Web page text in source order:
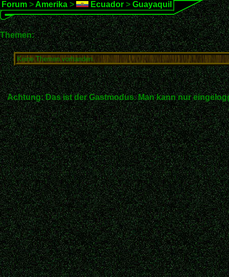
Forum > Amerika > Ecuador > Guayaquil
Themen:
Keine Themen vorhanden.
Achtung: Das ist der Gastmodus. Man kann nur